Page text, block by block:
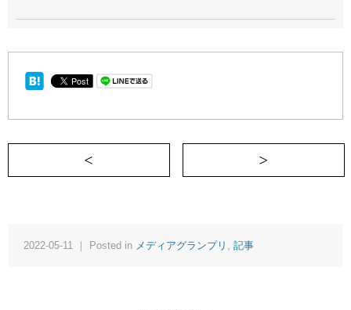
＜ 好きなことで、生きていく？
2022-05-11 ｜ Posted in メディアグランプリ 記事